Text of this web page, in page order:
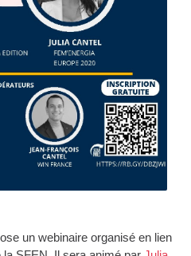
un webinaire organisé en lien